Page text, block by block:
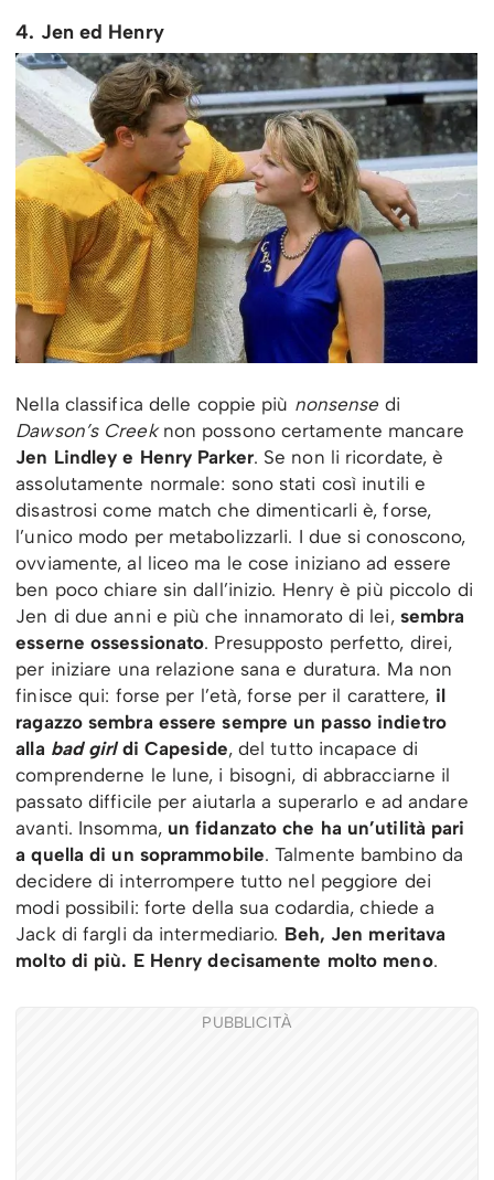
4. Jen ed Henry
Nella classifica delle coppie più nonsense di
Dawson’s Creek non possono certamente mancare
Jen Lindley e Henry Parker. Se non li ricordate, è
assolutamente normale: sono stati così inutili e
disastrosi come match che dimenticarli è, forse,
l’unico modo per metabolizzarli. I due si conoscono,
ovviamente, al liceo ma le cose iniziano ad essere
ben poco chiare sin dall’inizio. Henry è più piccolo di
Jen di due anni e più che innamorato di lei, sembra
esserne ossessionato. Presupposto perfetto, direi,
per iniziare una relazione sana e duratura. Ma non
finisce qui: forse per l’età, forse per il carattere, il
ragazzo sembra essere sempre un passo indietro
alla bad girldi Capeside, del tutto incapace di
comprenderne le lune, i bisogni, di abbracciarne il
passato difficile per aiutarla a superarlo e ad andare
avanti. Insomma, un fidanzato che ha un’utilità pari
a quella di un soprammobile. Talmente bambino da
decidere di interrompere tutto nel peggiore dei
modi possibili: forte della sua codardia, chiede a
Jack di fargli da intermediario. Beh, Jen meritava
molto di più. E Henry decisamente molto meno.
PUBBLICITÀ